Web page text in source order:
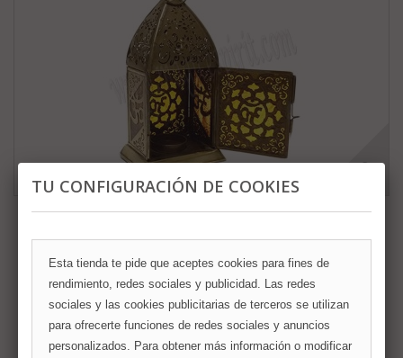
Farolillo Flor de Loto dorado con Om y...
Desde 19,99 €
Añadir al carrito
TU CONFIGURACIÓN DE COOKIES
Esta tienda te pide que aceptes cookies para fines de
rendimiento, redes sociales y publicidad. Las redes
sociales y las cookies publicitarias de terceros se utilizan
para ofrecerte funciones de redes sociales y anuncios
personalizados. Para obtener más información o modificar